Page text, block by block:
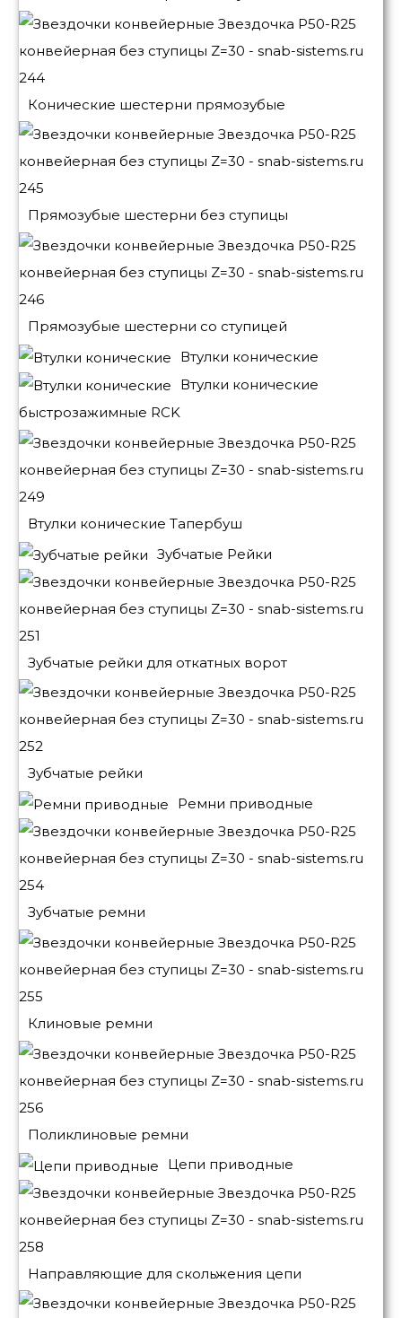
Конические шестерни прямозубые
Прямозубые шестерни без ступицы
Прямозубые шестерни со ступицей
Втулки конические
Втулки конические
быстрозажимные RCK
Втулки конические Тапербуш
Зубчатые Рейки
Зубчатые рейки для откатных ворот
Зубчатые рейки
Ремни приводные
Зубчатые ремни
Клиновые ремни
Поликлиновые ремни
Цепи приводные
Направляющие для скольжения цепи